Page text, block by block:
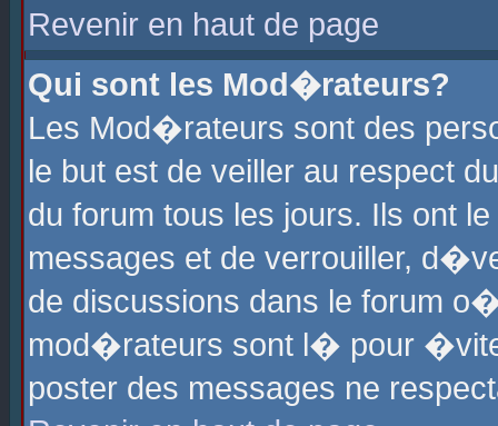
Revenir en haut de page
Qui sont les Mod�rateurs?
Les Mod�rateurs sont des
le but est de veiller au respect
du forum tous les jours. Ils ont
messages et de verrouiller,
de discussions dans le forum
mod�rateurs sont l� pour
poster des messages ne